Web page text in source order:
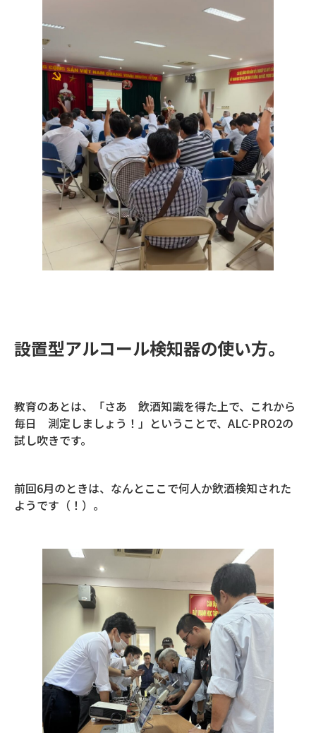
設置型アルコール検知器の使い方。
教育のあとは、「さあ 飲酒知識を得た上で、これから
毎日 測定しましょう！」ということで、ALC-PRO2の
試し吹きです。
前回6月のときは、なんとここで何人か飲酒検知された
ようです（！）。